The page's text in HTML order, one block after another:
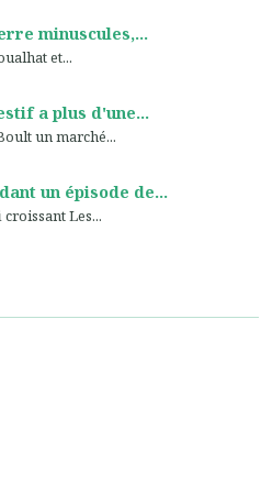
minuscules,...
et...
a plus d'une...
un marché...
un épisode de...
Les...